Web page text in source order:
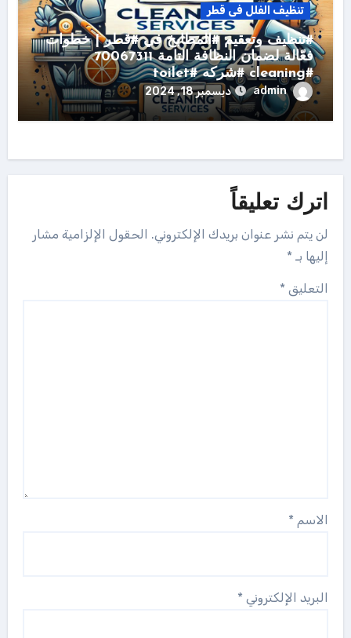
تنظيف الفلل فى قطر
#تنظيف وتعقيم #المطابخ في #قطر | خطوات
فعّالة لضمان النظافة التامة 70067311
#cleaning #شركه #toilet
admin ديسمبر 18, 2024
اترك تعليقاً
لن يتم نشر عنوان بريدك الإلكتروني. الحقول الإلزامية مشار
إليها بـ *
التعليق *
الاسم *
البريد الإلكتروني *